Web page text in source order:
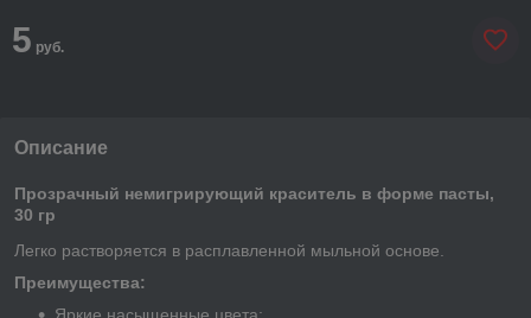
5 руб.
Описание
Прозрачный немигрирующий краситель в форме пасты,
30 гр
Легко растворяется в расплавленной мыльной основе.
Преимущества:
Яркие насыщенные цвета;